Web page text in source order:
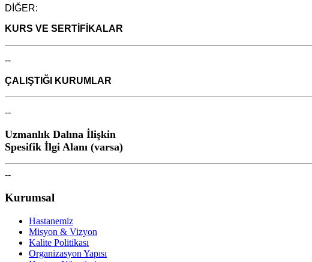
DİĞER:
KURS VE SERTİFİKALAR
--
ÇALIŞTIĞI KURUMLAR
--
Uzmanlık Dalına İlişkin
Spesifik İlgi Alanı (varsa)
--
Kurumsal
Hastanemiz
Misyon & Vizyon
Kalite Politikası
Organizasyon Yapısı